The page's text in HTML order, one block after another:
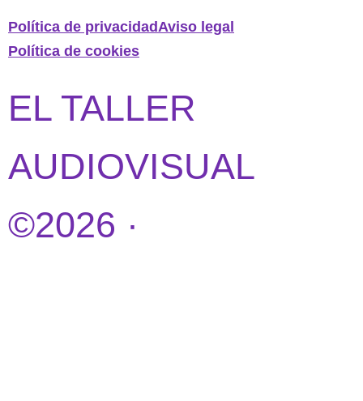
Política de privacidadAviso legal
Política de cookies
EL TALLER
AUDIOVISUAL
©2026 ·